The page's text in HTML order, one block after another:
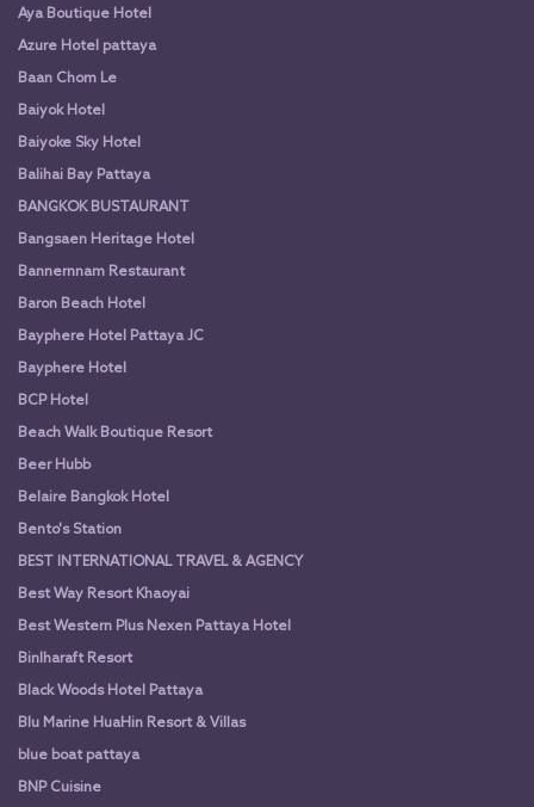
Aya Boutique Hotel
Azure Hotel pattaya
Baan Chom Le
Baiyok Hotel
Baiyoke Sky Hotel
Balihai Bay Pattaya
BANGKOK BUSTAURANT
Bangsaen Heritage Hotel
Bannernnam Restaurant
Baron Beach Hotel
Bayphere Hotel Pattaya JC
Bayphere Hotel
BCP Hotel
Beach Walk Boutique Resort
Beer Hubb
Belaire Bangkok Hotel
Bento's Station
BEST INTERNATIONAL TRAVEL & AGENCY
Best Way Resort Khaoyai
Best Western Plus Nexen Pattaya Hotel
Binlharaft Resort
Black Woods Hotel Pattaya
Blu Marine HuaHin Resort & Villas
blue boat pattaya
BNP Cuisine